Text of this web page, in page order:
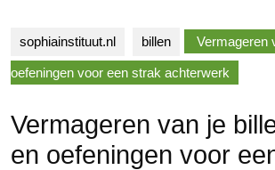
sophiainstituut.nl billen Vermageren
oefeningen voor een strak achterwerk
Vermageren van je
en oefeningen voor